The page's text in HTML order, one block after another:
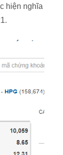
hiện nghĩa